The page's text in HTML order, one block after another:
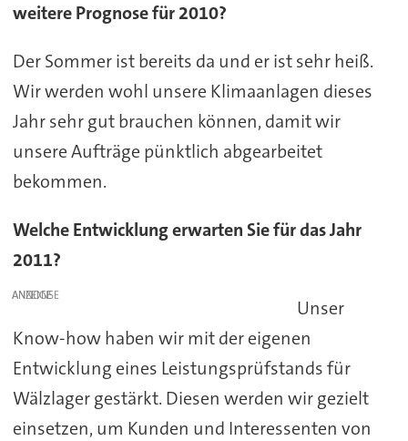
weitere Prognose für 2010?
Der Sommer ist bereits da und er ist sehr heiß.
Wir werden wohl unsere Klimaanlagen dieses
Jahr sehr gut brauchen können, damit wir
unsere Aufträge pünktlich abgearbeitet
bekommen.
Welche Entwicklung erwarten Sie für das Jahr
2011?
ANZEIGE
Unser
Know-how haben wir mit der eigenen
Entwicklung eines Leistungsprüfstands für
Wälzlager gestärkt. Diesen werden wir gezielt
einsetzen, um Kunden und Interessenten von